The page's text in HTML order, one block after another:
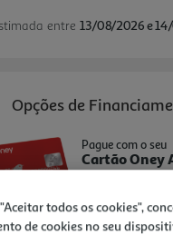
ajuda a difundir o
para quem valoriza
e bem- estar em casa.
entre 13/08/2026 e
Opções de
18,4%
Pague com o seu
Cartão Oney
todos os cookies",
de cookies no seu